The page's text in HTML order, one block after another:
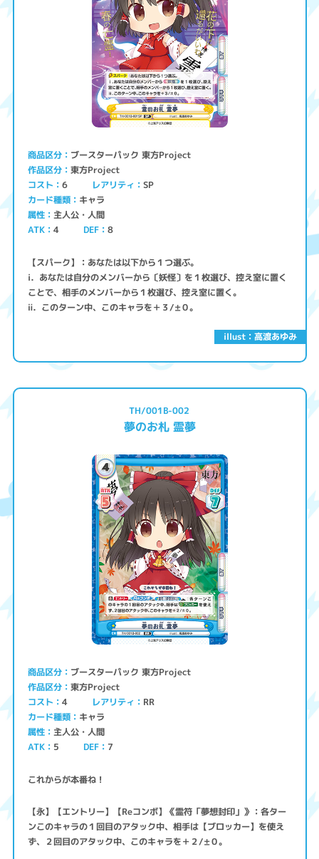
illust：高渡あゆみ
商品区分 ブースターパック 東方Project
作品区分 東方Project
コスト 6 レアリティ SP
カード種類 キャラ
属性 主人公・人間
ATK 4 DEF 8
【スパーク】：あなたは以下から１つ選ぶ。
ⅰ．あなたは自分のメンバーから〔妖怪〕を１枚選び、控え室に置く
ことで、相手のメンバーから１枚選び、控え室に置く。
ⅱ．このターン中、このキャラを＋３/±０。
TH/001B-002
夢のお札 霊夢
商品区分 ブースターパック 東方Project
作品区分 東方Project
コスト 4 レアリティ RR
カード種類 キャラ
属性 主人公・人間
ATK 5 DEF 7
これからが本番ね！
【永】【エントリー】【Reコンボ】《霊符「夢想封印」》：各ター
ンこのキャラの１回目のアタック中、相手は【ブロッカー】を使え
ず、２回目のアタック中、このキャラを＋２/±０。